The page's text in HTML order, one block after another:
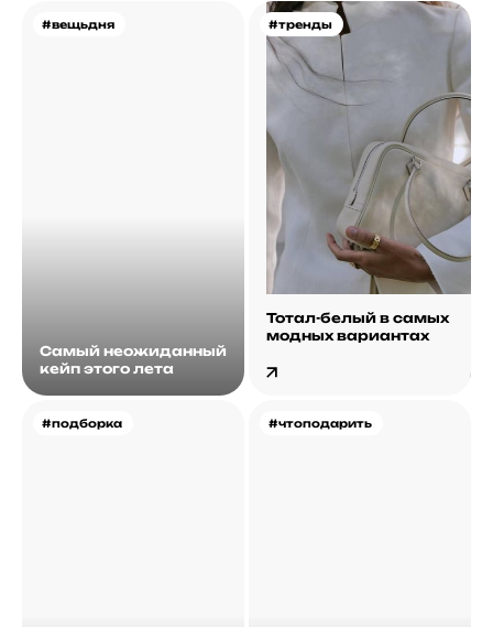
#вещьдня
Самый неожиданный
кейп этого лета
#тренды
Тотал-белый в самых
модных вариантах
#подборка #чтоподарить